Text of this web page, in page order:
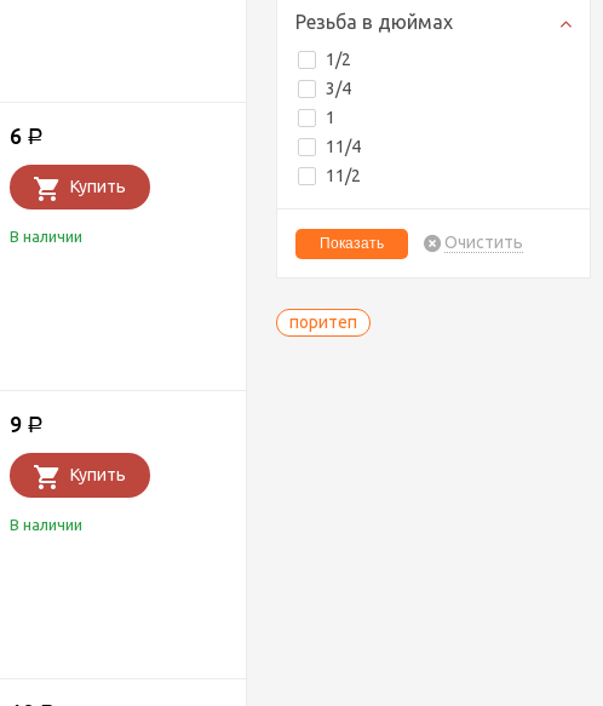
Резьба в дюймах
1/2
3/4
1
11/4
11/2
Очистить
поритеп
6 Р
Купить
В наличии
9 Р
Купить
В наличии